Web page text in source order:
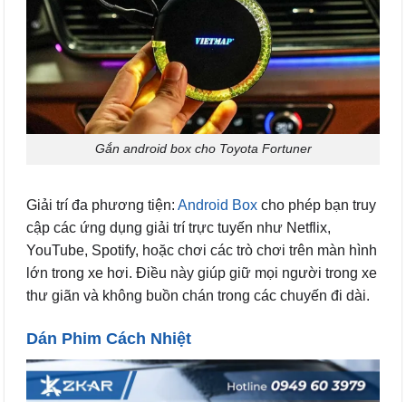
Gắn android box cho Toyota Fortuner
Giải trí đa phương tiện: Android Box cho phép bạn truy
cập các ứng dụng giải trí trực tuyến như Netflix,
YouTube, Spotify, hoặc chơi các trò chơi trên màn hình
lớn trong xe hơi. Điều này giúp giữ mọi người trong xe
thư giãn và không buồn chán trong các chuyến đi dài.
Dán Phim Cách Nhiệt